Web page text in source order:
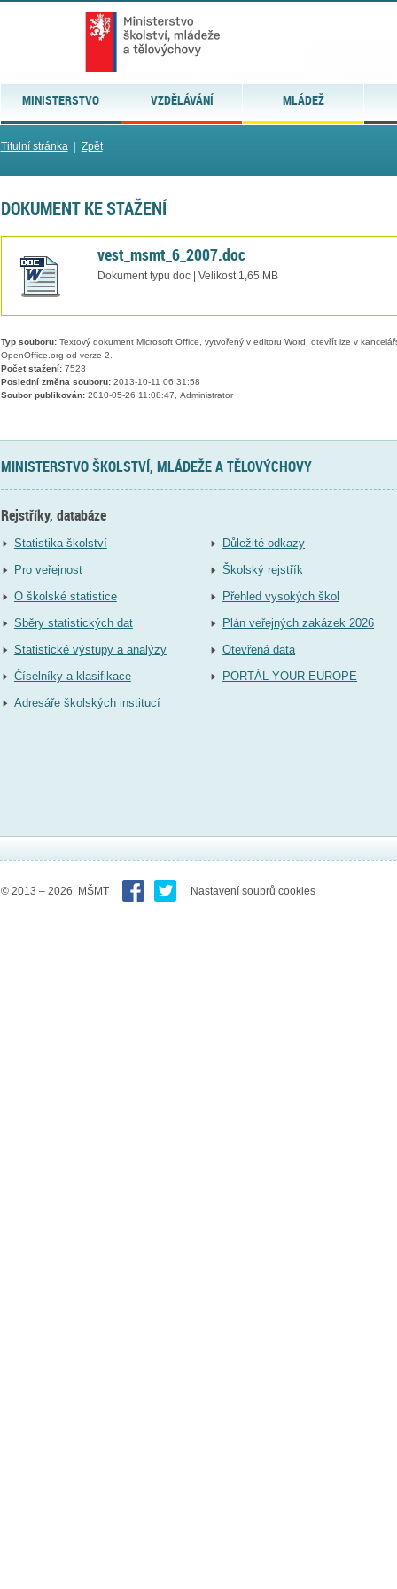
MINISTERSTVO VZDĚLÁVÁNÍ MLÁDEŽ
Titulní stránka| Zpět
DOKUMENT KE STAŽENÍ
vest_msmt_6_2007.doc
Dokument typu doc | Velikost 1,65 MB
Typ souboru:Textový dokument Microsoft Office, vytvořený v editoru Word, otevřít lze v
OpenOffice.org od verze 2.
Počet stažení:7523
Poslední změna souboru:2013-10-11 06:31:58
Soubor publikován:2010-05-26 11:08:47, Administrator
MINISTERSTVO ŠKOLSTVÍ, MLÁDEŽE A TĚLOVÝCHOVY
Rejstříky, databáze
Statistika školství
Pro veřejnost
O školské statistice
Sběry statistických dat
Statistické výstupy a analýzy
Číselníky a klasifikace
Adresáře školských institucí
Důležité odkazy
Školský rejstřík
Přehled vysokých škol
Plán veřejných zakázek 2026
Otevřená data
PORTÁL YOUR EUROPE
© 2013 – 2026 MŠMT Nastavení soubrů cookies